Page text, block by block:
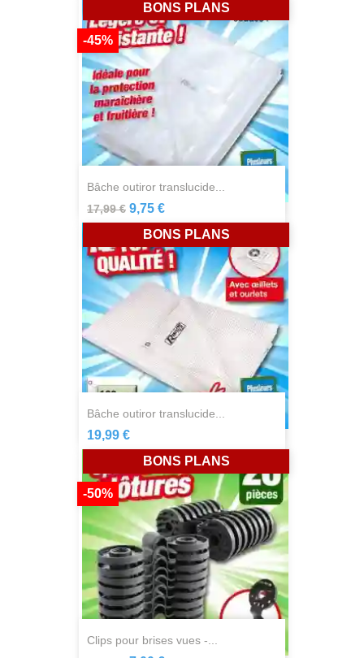
bâche outiror translucide...
17,99 €
-45%
9,75 €
BONS PLANS
bâche outiror translucide...
19,99 €
BONS PLANS
clips pour brises vues -...
-50%
BONS PLANS